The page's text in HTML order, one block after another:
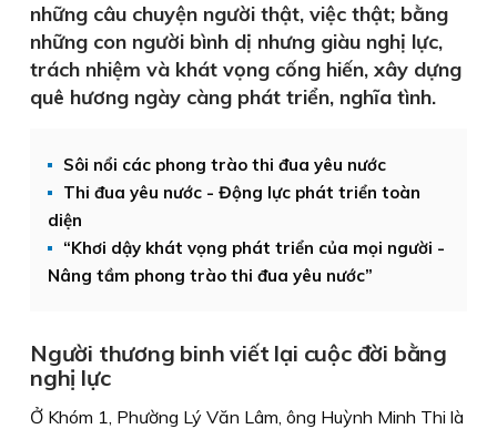
những câu chuyện người thật, việc thật; bằng
những con người bình dị nhưng giàu nghị lực,
trách nhiệm và khát vọng cống hiến, xây dựng
quê hương ngày càng phát triển, nghĩa tình.
Sôi nổi các phong trào thi đua yêu nước
Thi đua yêu nước - Động lực phát triển toàn
diện
“Khơi dậy khát vọng phát triển của mọi người -
Nâng tầm phong trào thi đua yêu nước”
Người thương binh viết lại cuộc đời bằng
nghị lực
Ở Khóm 1, Phường Lý Văn Lâm, ông Huỳnh Minh Thi là